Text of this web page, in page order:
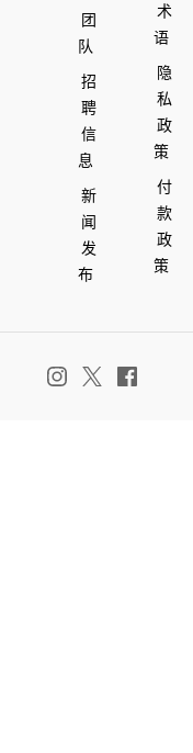
团
队
招
聘
信
息
新
闻
发
布
术
语
隐
私
政
策
付
款
政
策